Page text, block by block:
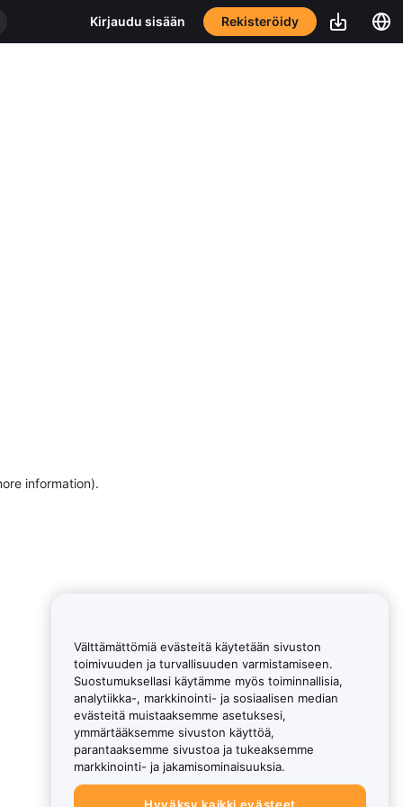
Kirjaudu sisään Rekisteröidy
information).
Välttämättömiä evästeitä käytetään sivuston
toimivuuden ja turvallisuuden varmistamiseen.
Suostumuksellasi käytämme myös toiminnallisia,
analytiikka-, markkinointi- ja sosiaalisen median
evästeitä muistaaksemme asetuksesi,
ymmärtääksemme sivuston käyttöä,
parantaaksemme sivustoa ja tukeaksemme
markkinointi- ja jakamisominaisuuksia.